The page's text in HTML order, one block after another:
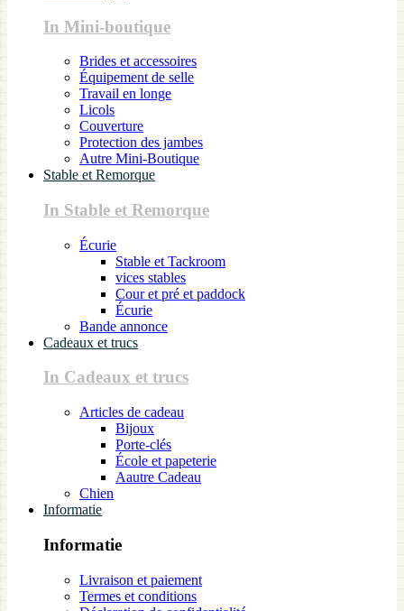
In Mini-boutique
Brides et accessoires
Équipement de selle
Travail en longe
Licols
Couverture
Protection des jambes
Autre Mini-Boutique
Stable et Remorque
In Stable et Remorque
Écurie
Stable et Tackroom
vices stables
Cour et pré et paddock
Écurie
Bande annonce
Cadeaux et trucs
In Cadeaux et trucs
Articles de cadeau
Bijoux
Porte-clés
École et papeterie
Aautre Cadeau
Chien
Informatie
Informatie
Livraison et paiement
Termes et conditions